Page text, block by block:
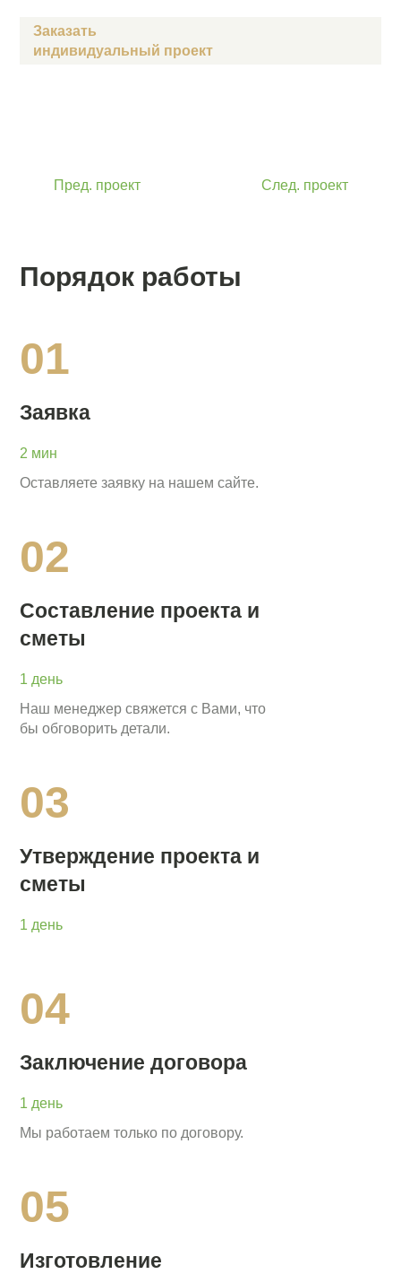
Заказать
индивидуальный проект
Пред. проект След. проект
Порядок работы
01
Заявка
2 мин
Оставляете заявку на нашем сайте.
02
Составление проекта и
сметы
1 день
Наш менеджер свяжется с Вами, что
бы обговорить детали.
03
Утверждение проекта и
сметы
1 день
04
Заключение договора
1 день
Мы работаем только по договору.
05
Изготовление